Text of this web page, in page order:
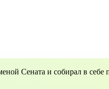
Сената и собирал в себе